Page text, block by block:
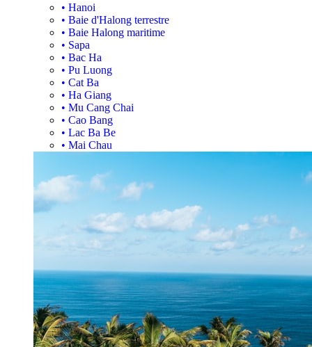
• Hanoi
• Baie d'Halong terrestre
• Baie Halong maritime
• Sapa
• Bac Ha
• Pu Luong
• Cat Ba
• Ha Giang
• Mu Cang Chai
• Cao Bang
• Lac Ba Be
• Mai Chau